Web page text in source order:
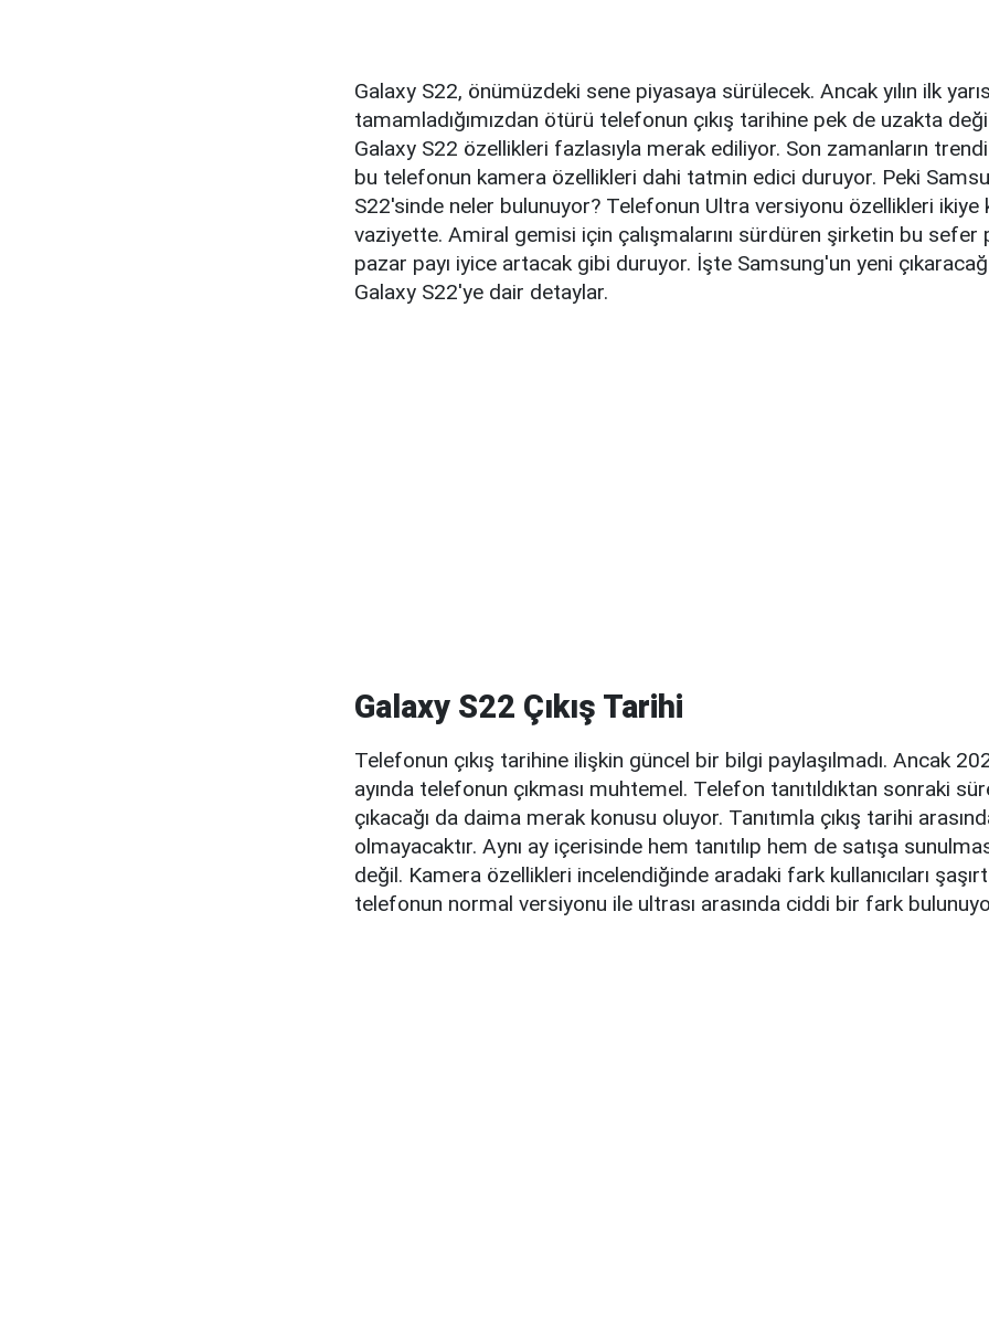
Galaxy S22, önümüzdeki sene piyasaya sürülecek. Ancak yılın ilk
tamamladığımızdan ötürü telefonun çıkış tarihine pek de uzakta
Galaxy S22 özellikleri fazlasıyla merak ediliyor. Son zamanların
bu telefonun kamera özellikleri dahi tatmin edici duruyor. Peki
S22'sinde neler bulunuyor? Telefonun Ultra versiyonu özellikleri ikiye
vaziyette. Amiral gemisi için çalışmalarını sürdüren şirketin bu sefer
pazar payı iyice artacak gibi duruyor. İşte Samsung'un yeni
Galaxy S22'ye dair detaylar.
Galaxy S22 Çıkış Tarihi
Telefonun çıkış tarihine ilişkin güncel bir bilgi paylaşılmadı. Ancak
ayında telefonun çıkması muhtemel. Telefon tanıtıldıktan sonraki
çıkacağı da daima merak konusu oluyor. Tanıtımla çıkış tarihi
olmayacaktır. Aynı ay içerisinde hem tanıtılıp hem de satışa
değil. Kamera özellikleri incelendiğinde aradaki fark kullanıcıları
telefonun normal versiyonu ile ultrası arasında ciddi bir fark